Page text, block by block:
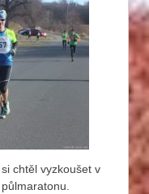
chtěl vyzkoušet v